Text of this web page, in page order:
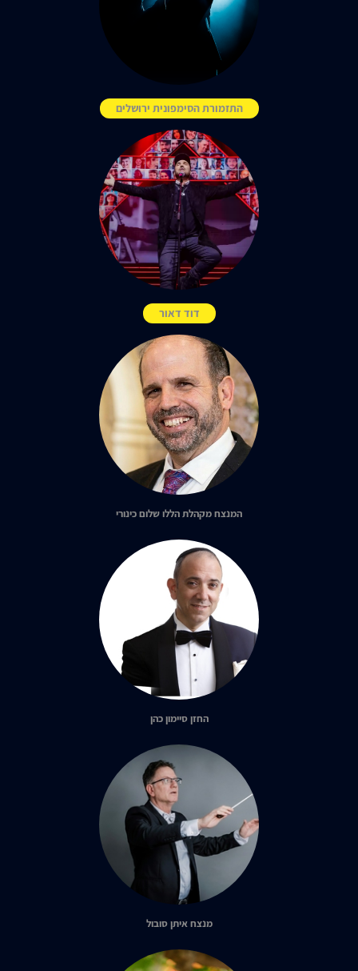
התזמורת הסימפונית ירושלים
דוד דאור
המנצח מקהלת הללו שלום כינורי
החזן סיימון כהן
מנצח איתן סובול